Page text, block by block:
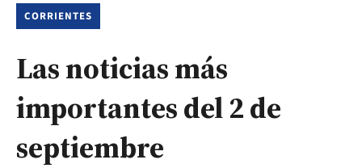
CORRIENTES
Las noticias más
importantes del 2 de
septiembre